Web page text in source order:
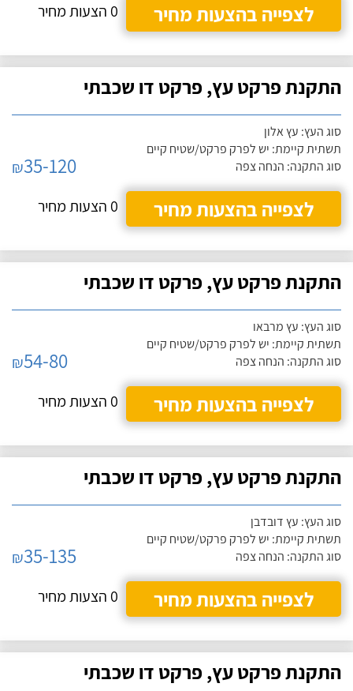
לצפייה בהצעות מחיר
0 הצעות מחיר
התקנת פרקט עץ, פרקט דו שכבתי
סוג העץ: עץ אלון
תשתית קיימת: יש לפרק פרקט/שטיח קיים
סוג התקנה: הנחה צפה
₪35-120
לצפייה בהצעות מחיר
0 הצעות מחיר
התקנת פרקט עץ, פרקט דו שכבתי
סוג העץ: עץ מרבאו
תשתית קיימת: יש לפרק פרקט/שטיח קיים
סוג התקנה: הנחה צפה
₪54-80
לצפייה בהצעות מחיר
0 הצעות מחיר
התקנת פרקט עץ, פרקט דו שכבתי
סוג העץ: עץ דובדבן
תשתית קיימת: יש לפרק פרקט/שטיח קיים
סוג התקנה: הנחה צפה
₪35-135
לצפייה בהצעות מחיר
0 הצעות מחיר
התקנת פרקט עץ, פרקט דו שכבתי